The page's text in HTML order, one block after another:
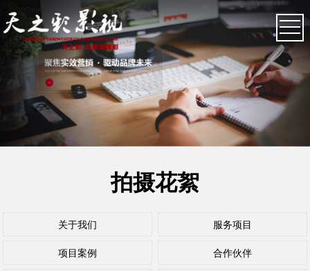
拍摄花絮
关于我们 服务项目
项目案例 合作伙伴